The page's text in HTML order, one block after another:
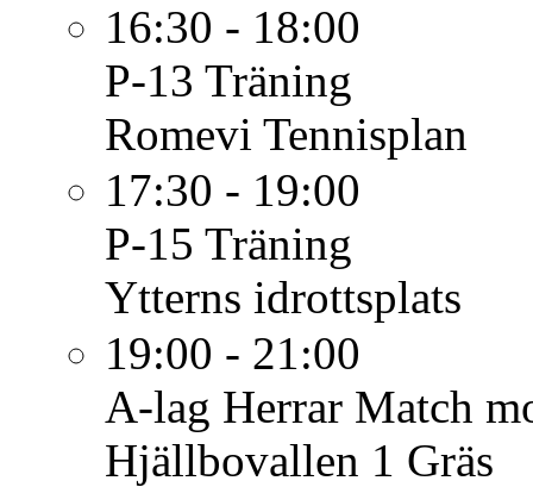
16:30 - 18:00
P-13 Träning
Romevi Tennisplan
17:30 - 19:00
P-15 Träning
Ytterns idrottsplats
19:00 - 21:00
A-lag Herrar Match
Hjällbovallen 1 Gräs